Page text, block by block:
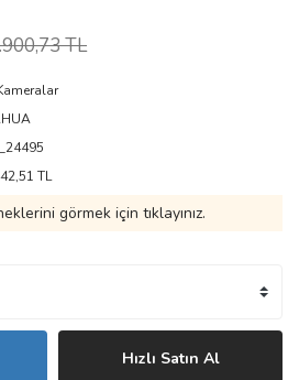
TL
TL
görmek için tıklayınız.
Hızlı Satın Al